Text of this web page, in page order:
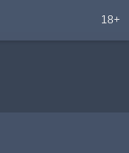
18+